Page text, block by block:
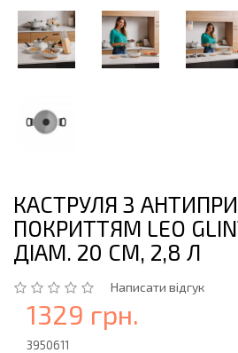
КАСТРУЛЯ З
ПОКРИТТЯМ LEO
ДІАМ. 20 СМ, 2,8 Л
Написати відгук
1329 грн.
3950611